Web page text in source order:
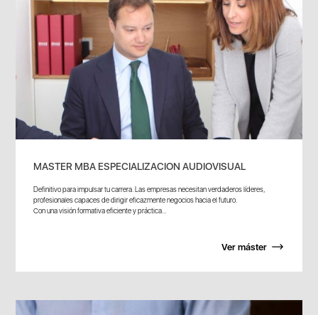
MASTER MBA ESPECIALIZACION AUDIOVISUAL
Definitivo para impulsar tu carrera. Las empresas necesitan verdaderos líderes,
profesionales capaces de dirigir eficazmente negocios hacia el futuro.
Con una visión formativa eficiente y práctica...
Ver máster